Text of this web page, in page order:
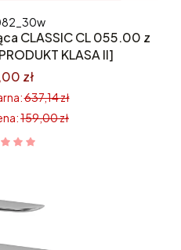
CLASSIC CL 055.00 z
KLASA II]
zł
637,14 zł
159,00 zł